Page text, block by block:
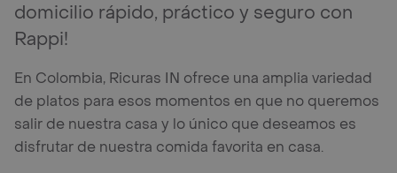
domicilio rápido, práctico y seguro con
Rappi!
En Colombia, Ricuras IN ofrece una amplia variedad
de platos para esos momentos en que no queremos
salir de nuestra casa y lo único que deseamos es
disfrutar de nuestra comida favorita en casa.